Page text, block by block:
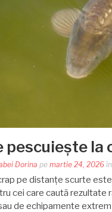
pescuiește
Dorina pe martie 24, 2026 în
pe distanțe scurte
cei care caută rezultate
de echipamente